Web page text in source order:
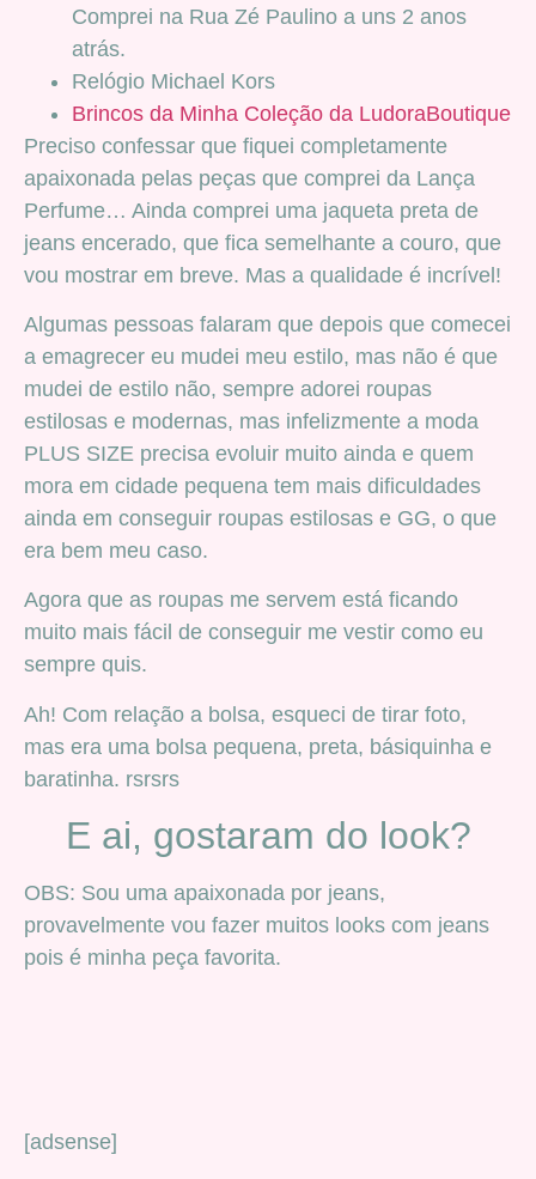
Comprei na Rua Zé Paulino a uns 2 anos
atrás.
Relógio Michael Kors
Brincos da Minha Coleção da LudoraBoutique
Preciso confessar que fiquei completamente
apaixonada pelas peças que comprei da Lança
Perfume… Ainda comprei uma jaqueta preta de
jeans encerado, que fica semelhante a couro, que
vou mostrar em breve. Mas a qualidade é incrível!
Algumas pessoas falaram que depois que comecei
a emagrecer eu mudei meu estilo, mas não é que
mudei de estilo não, sempre adorei roupas
estilosas e modernas, mas infelizmente a moda
PLUS SIZE precisa evoluir muito ainda e quem
mora em cidade pequena tem mais dificuldades
ainda em conseguir roupas estilosas e GG, o que
era bem meu caso.
Agora que as roupas me servem está ficando
muito mais fácil de conseguir me vestir como eu
sempre quis.
Ah! Com relação a bolsa, esqueci de tirar foto,
mas era uma bolsa pequena, preta, básiquinha e
baratinha. rsrsrs
E ai, gostaram do look?
OBS: Sou uma apaixonada por jeans,
provavelmente vou fazer muitos looks com jeans
pois é minha peça favorita.
[adsense]